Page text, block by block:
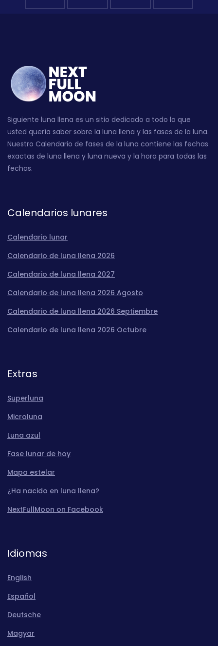
Siguiente luna llena es un sitio dedicado a todo lo que
usted quería saber sobre la luna llena y las fases de la luna.
Nuestro Calendario de fases de la luna contiene las fechas
exactas de luna llena y luna nueva y la hora para todas las
fechas.
Calendarios lunares
Calendario lunar
Calendario de luna llena 2026
Calendario de luna llena 2027
Calendario de luna llena 2026 Agosto
Calendario de luna llena 2026 Septiembre
Calendario de luna llena 2026 Octubre
Extras
Superluna
Microluna
Luna azul
Fase lunar de hoy
Mapa estelar
¿Ha nacido en luna llena?
NextFullMoon on Facebook
Idiomas
English
Español
Deutsche
Magyar